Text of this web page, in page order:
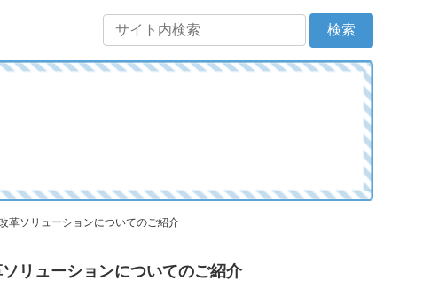
革ソリューションについてのご紹介
リューションについてのご紹介